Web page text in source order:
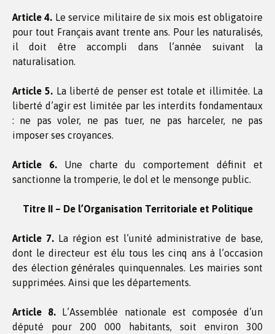
Article 4. Le service militaire de six mois est obligatoire
pour tout Français avant trente ans. Pour les naturalisés,
il doit être accompli dans l’année suivant la
naturalisation.
Article 5. La liberté de penser est totale et illimitée. La
liberté d’agir est limitée par les interdits fondamentaux
: ne pas voler, ne pas tuer, ne pas harceler, ne pas
imposer ses croyances.
Article 6.Une charte du comportement définit et
sanctionne la tromperie, le dol et le mensonge public.
Titre II – De l’Organisation Territoriale et Politique
Article 7. La région est l’unité administrative de base,
dont le directeur est élu tous les cinq ans à l’occasion
des élection générales quinquennales. Les mairies sont
supprimées. Ainsi que les départements.
Article 8. L’Assemblée nationale est composée d’un
député pour 200 000 habitants, soit environ 300